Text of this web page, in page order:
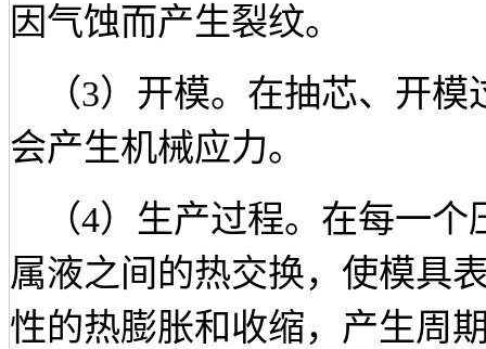
因气蚀而产生裂纹。
（3）开模。在抽芯、开
会产生机械应力。
（4）生产过程。在每一
属液之间的热交换，使模具
性的热膨胀和收缩，产生周